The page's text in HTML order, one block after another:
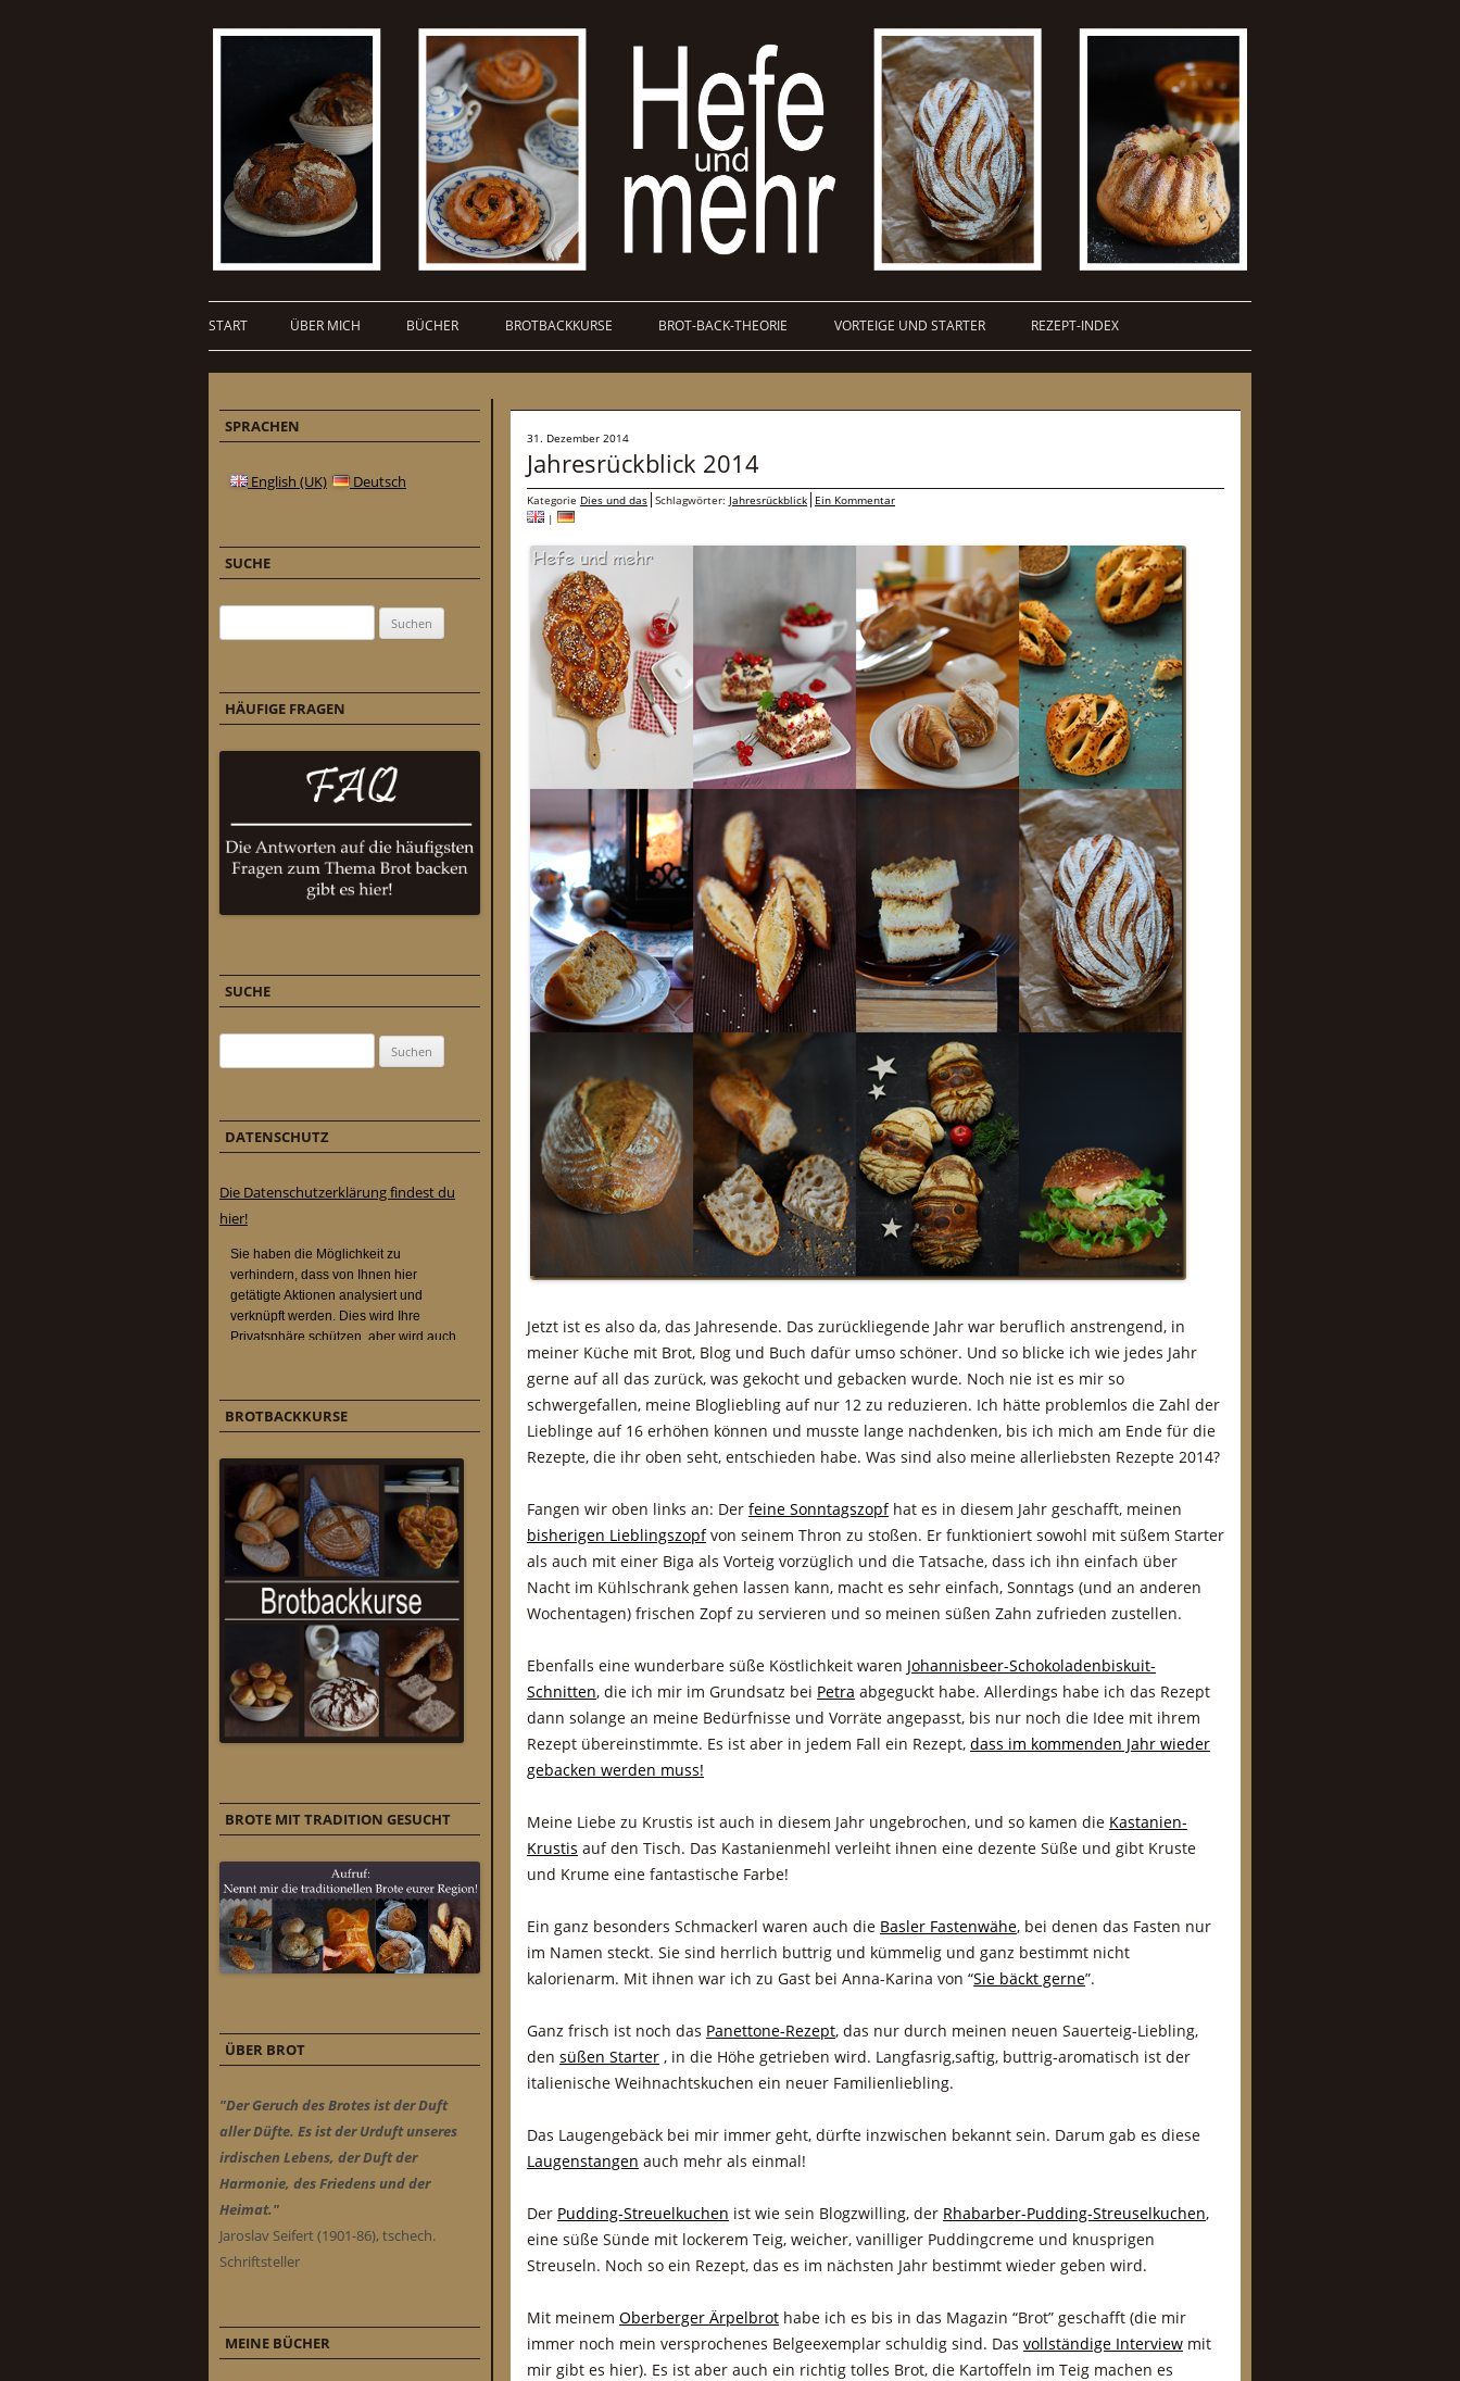
START ÜBER MICH BÜCHER BROTBACKKURSE BROT-BACK-THEORIE VORTEIGE UND STARTER REZEPT-INDEX
31. Dezember 2014
Jahresrückblick 2014
Kategorie Dies und das Schlagwörter: Jahresrückblick Ein Kommentar
|
Jetzt ist es also da, das Jahresende. Das zurückliegende Jahr war beruflich anstrengend, in
meiner Küche mit Brot, Blog und Buch dafür umso schöner. Und so blicke ich wie jedes Jahr
gerne auf all das zurück, was gekocht und gebacken wurde. Noch nie ist es mir so
schwergefallen, meine Blogliebling auf nur 12 zu reduzieren. Ich hätte problemlos die Zahl der
Lieblinge auf 16 erhöhen können und musste lange nachdenken, bis ich mich am Ende für die
Rezepte, die ihr oben seht, entschieden habe. Was sind also meine allerliebsten Rezepte 2014?
Fangen wir oben links an: Der feine Sonntagszopfhat es in diesem Jahr geschafft, meinen
bisherigen Lieblingszopfvon seinem Thron zu stoßen. Er funktioniert sowohl mit süßem Starter
als auch mit einer Biga als Vorteig vorzüglich und die Tatsache, dass ich ihn einfach über
Nacht im Kühlschrank gehen lassen kann, macht es sehr einfach, Sonntags (und an anderen
Wochentagen) frischen Zopf zu servieren und so meinen süßen Zahn zufrieden zustellen.
Ebenfalls eine wunderbare süße Köstlichkeit waren Johannisbeer-Schokoladenbiskuit-
Schnitten, die ich mir im Grundsatz bei Petra abgeguckt habe. Allerdings habe ich das Rezept
dann solange an meine Bedürfnisse und Vorräte angepasst, bis nur noch die Idee mit ihrem
Rezept übereinstimmte. Es ist aber in jedem Fall ein Rezept, dass im kommenden Jahr wieder
gebacken werden muss!
Meine Liebe zu Krustis ist auch in diesem Jahr ungebrochen, und so kamen die Kastanien-
Krustis auf den Tisch. Das Kastanienmehl verleiht ihnen eine dezente Süße und gibt Kruste
und Krume eine fantastische Farbe!
Ein ganz besonders Schmackerl waren auch die Basler Fastenwähe, bei denen das Fasten nur
im Namen steckt. Sie sind herrlich buttrig und kümmelig und ganz bestimmt nicht
kalorienarm. Mit ihnen war ich zu Gast bei Anna-Karina von “Sie bäckt gerne”.
Ganz frisch ist noch das Panettone-Rezept, das nur durch meinen neuen Sauerteig-Liebling,
den süßen Starter , in die Höhe getrieben wird. Langfasrig,saftig, buttrig-aromatisch ist der
italienische Weihnachtskuchen ein neuer Familienliebling.
Das Laugengebäck bei mir immer geht, dürfte inzwischen bekannt sein. Darum gab es diese
Laugenstangen auch mehr als einmal!
Der Pudding-Streuelkuchen ist wie sein Blogzwilling, der Rhabarber-Pudding-Streuselkuchen,
eine süße Sünde mit lockerem Teig, weicher, vanilliger Puddingcreme und knusprigen
Streuseln. Noch so ein Rezept, das es im nächsten Jahr bestimmt wieder geben wird.
Mit meinem Oberberger Ärpelbrot habe ich es bis in das Magazin “Brot” geschafft (die mir
immer noch mein versprochenes Belgeexemplar schuldig sind. Das vollständige Interview mit
mir gibt es hier). Es ist aber auch ein richtig tolles Brot, die Kartoffeln im Teig machen es
SPRACHEN
English (UK) Deutsch
SUCHE
HÄUFIGE FRAGEN
SUCHE
DATENSCHUTZ
Die Datenschutzerklärung findest du
hier!
BROTBACKKURSE
BROTE MIT TRADITION GESUCHT
ÜBER BROT
"Der Geruch des Brotes ist der Duft
aller Düfte. Es ist der Urduft unseres
irdischen Lebens, der Duft der
Harmonie, des Friedens und der
Heimat."
Jaroslav Seifert (1901-86), tschech.
Schriftsteller
MEINE BÜCHER